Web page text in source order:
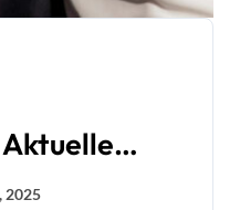
2025